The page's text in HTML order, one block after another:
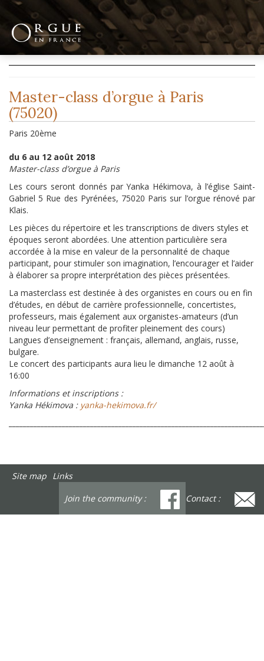
Master-class d’orgue à Paris
(75020)
Paris 20ème
du 6 au 12 août 2018
Master-class d’orgue à Paris
Les cours seront donnés par Yanka Hékimova, à l’église Saint-
Gabriel 5 Rue des Pyrénées, 75020 Paris sur l’orgue rénové par
Klais.
Les pièces du répertoire et les transcriptions de divers styles et
époques seront abordées. Une attention particulière sera
accordée à la mise en valeur de la personnalité de chaque
participant, pour stimuler son imagination, l’encourager et l’aider
à élaborer sa propre interprétation des pièces présentées.
La masterclass est destinée à des organistes en cours ou en fin
d’études, en début de carrière professionnelle, concertistes,
professeurs, mais également aux organistes-amateurs (d’un
niveau leur permettant de profiter pleinement des cours)
Langues d’enseignement : français, allemand, anglais, russe,
bulgare.
Le concert des participants aura lieu le dimanche 12 août à
16:00
Informations et inscriptions :
Yanka Hékimova :yanka-hekimova.fr/
Site map Links
Join the community :
Contact :